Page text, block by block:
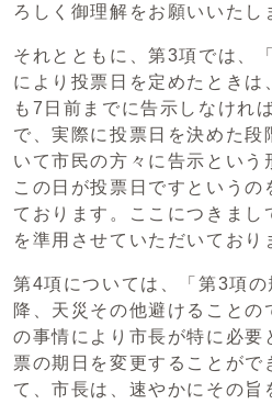
ろしく御理解をお願いいたし
それとともに、第3項では、
により投票日を定めたときは
も7日前までに告示しなけれ
で、実際に投票日を決めた段
いて市民の方々に告示という
この日が投票日ですというの
ております。ここにつきまし
を準用させていただいており
第4項については、「第3項
降、天災その他避けることの
の事情により市長が特に必要
票の期日を変更することがで
て、市長は、速やかにその旨